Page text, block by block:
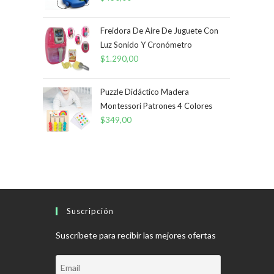
Freidora De Aire De Juguete Con
Luz Sonido Y Cronómetro
$1.290,00
Puzzle Didáctico Madera
Montessori Patrones 4 Colores
$349,00
Suscripción
Suscríbete para recibir las mejores ofertas